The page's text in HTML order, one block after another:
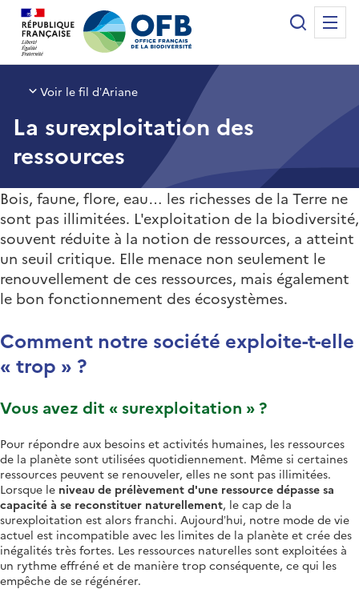
Office français de la biodiversité
Recherche
Voir le fil d’Ariane
La surexploitation des
ressources
Bois, faune, flore, eau… les richesses de la Terre ne
sont pas illimitées. L'exploitation de la biodiversité,
souvent réduite à la notion de ressources, a atteint
un seuil critique. Elle menace non seulement le
renouvellement de ces ressources, mais également
le bon fonctionnement des écosystèmes.
Comment notre société exploite-t-elle
« trop » ?
Vous avez dit « surexploitation » ?
Pour répondre aux besoins et activités humaines, les ressources
de la planète sont utilisées quotidiennement. Même si certaines
ressources peuvent se renouveler, elles ne sont pas illimitées.
Lorsque le niveau de prélèvement d'une ressource dépasse sa
capacité à se reconstituer naturellement, le cap de la
surexploitation est alors franchi. Aujourd’hui, notre mode de vie
actuel est incompatible avec les limites de la planète et crée des
inégalités très fortes. Les ressources naturelles sont exploitées à
un rythme effréné et de manière trop conséquente, ce qui les
empêche de se régénérer.
Panneau de gestion des cookies